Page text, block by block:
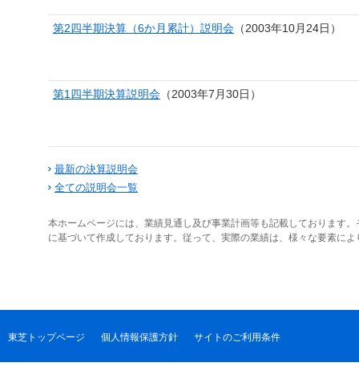
第2四半期決算（6か月累計）説明会 （2003年10月24日）
第1四半期決算説明会 （2003年7月30日）
最新の決算説明会
全ての説明会一覧
本ホームページには、業績見通し及び事業計画等も記載しております
に基づいて作成しております。従って、実際の業績は、様々な要素に
東芝トップページ 個人情報保護方針 サイトのご利用条件